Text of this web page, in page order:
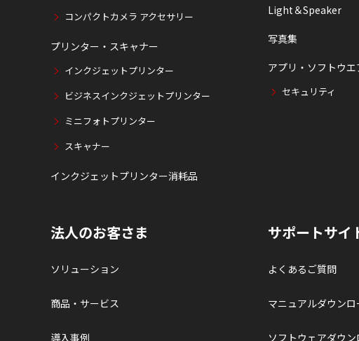
コンパクトカメラ アクセサリー
プリンター・スキャナー
インクジェットプリンター
ビジネスインクジェットプリンター
ミニフォトプリンター
スキャナー
インクジェットプリンター消耗品
Light＆Speaker
写真集
アプリ・ソフトウエ
セキュリティ
法人のお客さま
ソリューション
商品・サービス
導入事例
サポートサイ
よくあるご質問
マニュアルダウンロ
ソフトウェアダウン